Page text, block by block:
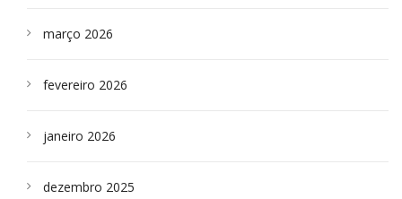
março 2026
fevereiro 2026
janeiro 2026
dezembro 2025